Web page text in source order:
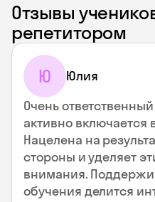
Отзывы
репетитором
Ю Юлия
Очень
активно включается
Нацелена на
стороны и уделяет
внимания.
обучения делится